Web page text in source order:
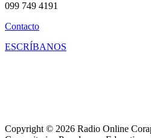
099 749 4191
Contacto
ESCRÍBANOS
Copyright © 2026 Radio Online